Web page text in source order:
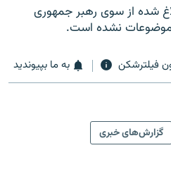
شده از سوی رهبر جمهوری
موضوعات نشده است.
فیلترشکن به ما بپیوندید
گزارش‌های خبری